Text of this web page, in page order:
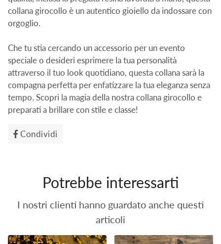
collana girocollo è un autentico gioiello da indossare con
orgoglio.
Che tu stia cercando un accessorio per un evento
speciale o desideri esprimere la tua personalità
attraverso il tuo look quotidiano, questa collana sarà la
compagna perfetta per enfatizzare la tua eleganza senza
tempo. Scopri la magia della nostra collana girocollo e
preparati a brillare con stile e classe!
Condividi
Potrebbe interessarti
I nostri clienti hanno guardato anche questi
articoli